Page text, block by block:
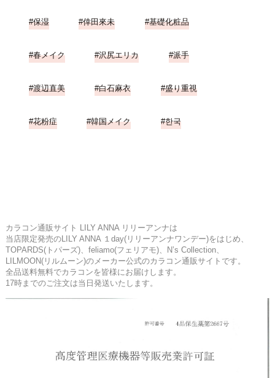
保湿 倖田來未 基礎化粧品
春メイク 沢尻エリカ 派手
渡辺直美 白石麻衣 盛り重視
花粉症 韓国メイク 한국
カラコン通販サイト LILY ANNA リリーアンナは
当店限定発売のLILY ANNA １day(リリーアンナワンデー)をはじめ、
TOPARDS(トパーズ)、feliamo(フェリアモ)、N’s Collection、
LILMOON(リルムーン)のメーカー公式のカラコン通販サイトです。
全品送料無料でカラコンを皆様にお届けします。
17時までのご注文は当日発送いたします。